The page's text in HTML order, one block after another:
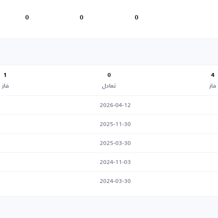
0
0
0
4
فاز
0
تعادل
1
فاز
2026-04-12
2025-11-30
2025-03-30
2024-11-03
2024-03-30